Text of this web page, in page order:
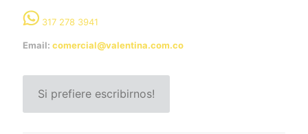
317 278 3941
Email: comercial@valentina.com.co